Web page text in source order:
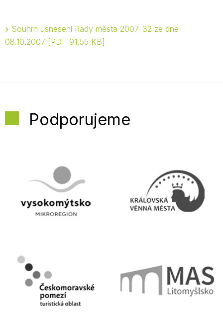
Souhrn usnesení Rady města 2007-32 ze dne
08.10.2007
PDF 91,55 KB
Podporujeme